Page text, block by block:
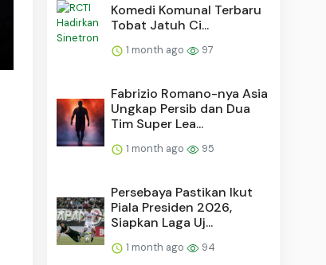
Komedi Komunal Terbaru
Tobat Jatuh Ci...
1 month ago 97
Fabrizio Romano-nya Asia
Ungkap Persib dan Dua
Tim Super Lea...
1 month ago 95
Persebaya Pastikan Ikut
Piala Presiden 2026,
Siapkan Laga Uj...
1 month ago 94